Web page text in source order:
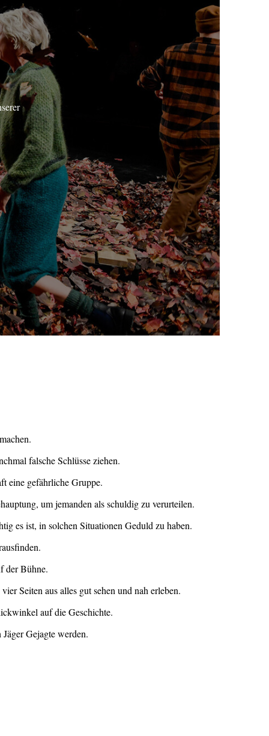
falsche Schlüsse ziehen.
eine gefährliche Gruppe.
um jemanden als schuldig zu verurteilen.
es ist, in solchen Situationen Geduld zu haben.
der Bühne.
Seiten aus alles gut sehen und nah erleben.
auf die Geschichte.
Gejagte werden.